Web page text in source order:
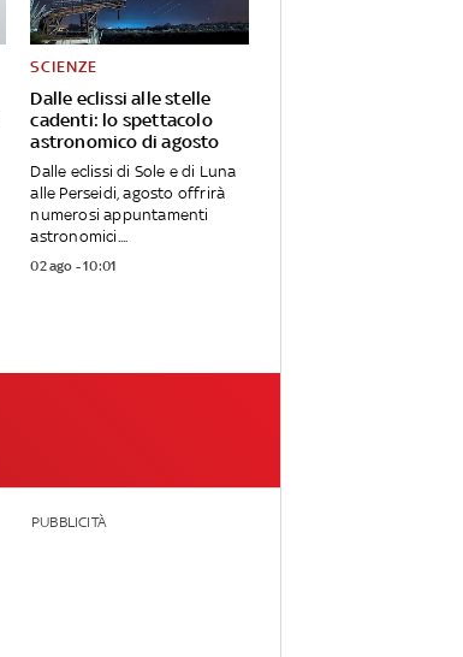
Dalle eclissi alle stelle
cadenti: lo spettacolo
astronomico di agosto
SCIENZE
Dalle eclissi di Sole e di Luna
alle Perseidi, agosto offrirà
numerosi appuntamenti
astronomici....
02 ago - 10:01
PUBBLICITÀ